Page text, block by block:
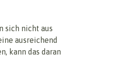
sich nicht aus
ausreichend
kann das daran